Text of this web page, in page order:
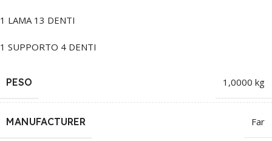
1 LAMA 13 DENTI
1 SUPPORTO 4 DENTI
PESO 1,0000 kg
MANUFACTURER Far